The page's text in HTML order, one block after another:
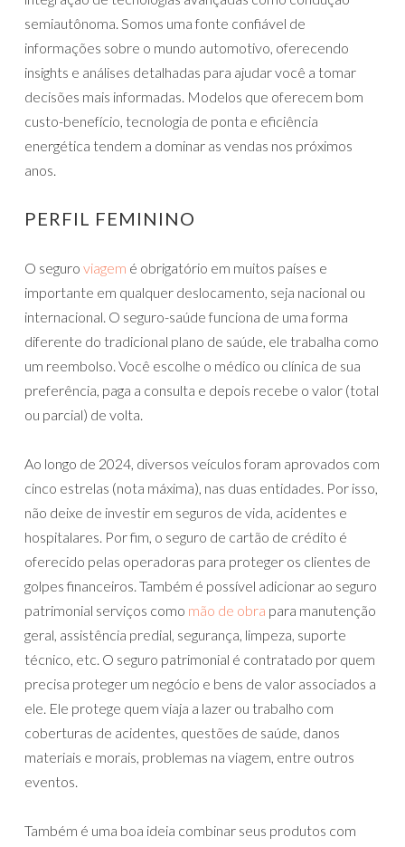
semiautônoma. Somos uma fonte confiável de
informações sobre o mundo automotivo, oferecendo
insights e análises detalhadas para ajudar você a tomar
decisões mais informadas. Modelos que oferecem bom
custo-benefício, tecnologia de ponta e eficiência
energética tendem a dominar as vendas nos próximos
anos.
PERFIL FEMININO
O seguro viagem é obrigatório em muitos países e
importante em qualquer deslocamento, seja nacional ou
internacional. O seguro-saúde funciona de uma forma
diferente do tradicional plano de saúde, ele trabalha como
um reembolso. Você escolhe o médico ou clínica de sua
preferência, paga a consulta e depois recebe o valor (total
ou parcial) de volta.
Ao longo de 2024, diversos veículos foram aprovados com
cinco estrelas (nota máxima), nas duas entidades. Por isso,
não deixe de investir em seguros de vida, acidentes e
hospitalares. Por fim, o seguro de cartão de crédito é
oferecido pelas operadoras para proteger os clientes de
golpes financeiros. Também é possível adicionar ao seguro
patrimonial serviços como mão de obra para manutenção
geral, assistência predial, segurança, limpeza, suporte
técnico, etc. O seguro patrimonial é contratado por quem
precisa proteger um negócio e bens de valor associados a
ele. Ele protege quem viaja a lazer ou trabalho com
coberturas de acidentes, questões de saúde, danos
materiais e morais, problemas na viagem, entre outros
eventos.
Também é uma boa ideia combinar seus produtos com